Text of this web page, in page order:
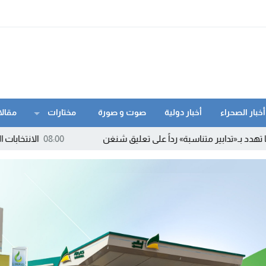
أخبار الصحراء أخبار دولية صوت و صورة مختارات
08:00 الانتخابات البرلمانية بجهة رداً على تعليق شنغن